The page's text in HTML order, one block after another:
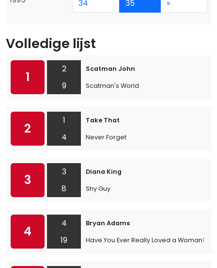
34
35
»
Volledige lijst
1
2
9
Scatman John
Scatman's World
2
1
4
Take That
Never Forget
3
3
8
Diana King
Shy Guy
4
4
19
Bryan Adams
Have You Ever Really Loved a Woman?